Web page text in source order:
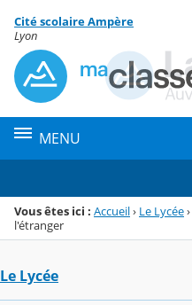
Menu de la rubrique
Contenu
Cité scolaire Ampère
Lyon
MENU
Vous êtes ici : Accueil› Le Lycée›
l'étranger
Le Lycée